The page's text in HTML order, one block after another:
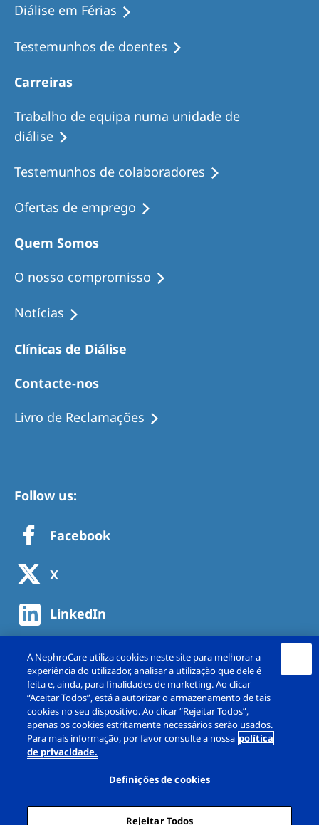
Diálise em Férias
Testemunhos de doentes
Carreiras
Trabalho de equipa numa unidade de
diálise
Testemunhos de colaboradores
Ofertas de emprego
Quem Somos
O nosso compromisso
Notícias
Clínicas de Diálise
Contacte-nos
Livro de Reclamações
Follow us:
Facebook
X
LinkedIn
Copyright © NephroCare Portugal, S.A. 2026. All
Aviso legal
Política de Privacidade
A NephroCare utiliza cookies neste site para melhorar a
experiência do utilizador, analisar a utilização que dele é
feita e, ainda, para finalidades de marketing. Ao clicar
“Aceitar Todos”, está a autorizar o armazenamento de tais
cookies no seu dispositivo. Ao clicar “Rejeitar Todos”,
apenas os cookies estritamente necessários serão usados.
Para mais informação, por favor consulte a nossa política
de privacidade.
Definições de cookies
Rejeitar Todos